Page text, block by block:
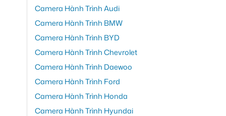
Camera Hành Trình Audi
Camera Hành Trình BMW
Camera Hành Trình BYD
Camera Hành Trình Chevrolet
Camera Hành Trình Daewoo
Camera Hành Trình Ford
Camera Hành Trình Honda
Camera Hành Trình Hyundai